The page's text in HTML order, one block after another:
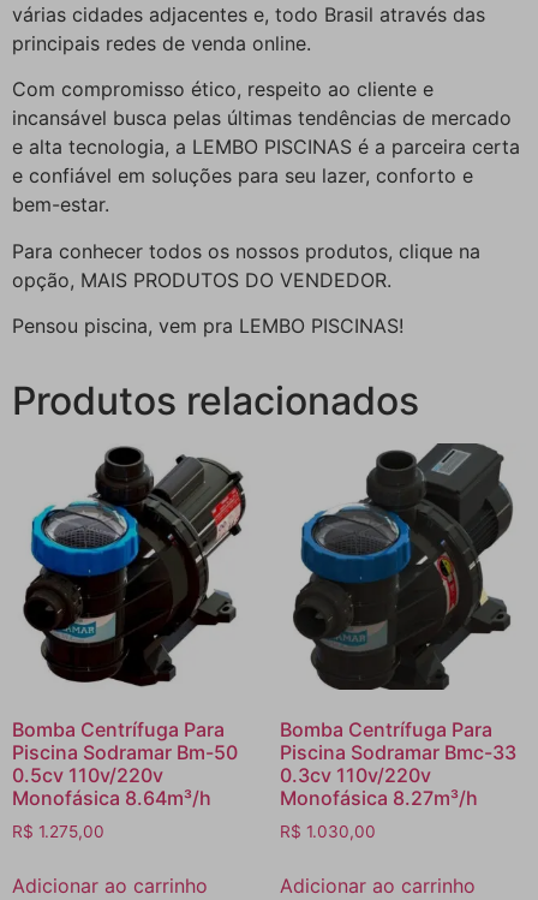
várias cidades adjacentes e, todo Brasil através das
principais redes de venda online.
Com compromisso ético, respeito ao cliente e
incansável busca pelas últimas tendências de mercado
e alta tecnologia, a LEMBO PISCINAS é a parceira certa
e confiável em soluções para seu lazer, conforto e
bem-estar.
Para conhecer todos os nossos produtos, clique na
opção, MAIS PRODUTOS DO VENDEDOR.
Pensou piscina, vem pra LEMBO PISCINAS!
Produtos relacionados
Bomba Centrífuga Para
Piscina Sodramar Bm-50
0.5cv 110v/220v
Monofásica 8.64m³/h
R$ 1.275,00
Adicionar ao carrinho
Bomba Centrífuga Para
Piscina Sodramar Bmc-33
0.3cv 110v/220v
Monofásica 8.27m³/h
R$ 1.030,00
Adicionar ao carrinho